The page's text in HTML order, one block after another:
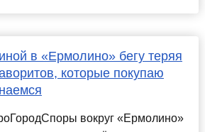
в «Ермолино» бегу теряя
которые покупаю
вокруг «Ермолино»